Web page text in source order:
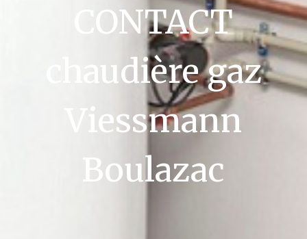
CONTACT
chaudière gaz
Viessmann
Boulazac